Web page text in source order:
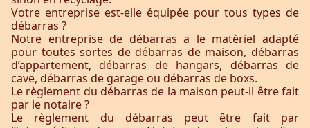
Votre entreprise est-elle équipée pour tous types de
débarras ?
Notre entreprise de débarras a le matèriel adapté
pour toutes sortes de débarras de maison, débarras
d’appartement, débarras de hangars, débarras de
cave, débarras de garage ou débarras de boxs.
Le règlement du débarras de la maison peut-il être fait
par le notaire ?
Le règlement du débarras peut être fait par